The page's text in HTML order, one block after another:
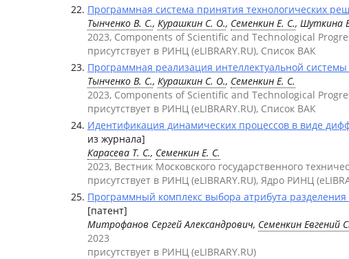
Программная система принятия технологических
Тынченко В. С., Курашкин С. О., Семенкин Е. С., Шуткина
2023, Components of Scientific and Technological
присутствует в РИНЦ (eLIBRARY.RU), Список ВАК
Программная реализация интеллектуальной
Тынченко В. С., Курашкин С. О., Семенкин Е. С.
2023, Components of Scientific and Technological
присутствует в РИНЦ (eLIBRARY.RU), Список ВАК
Идентификация динамических процессов в виде
из журнала]
Карасева Т. С., Семенкин Е. С.
2023, Вестник Московского государственного
присутствует в РИНЦ (eLIBRARY.RU), Ядро РИНЦ
Программный комплекс выбора атрибута
[патент]
Митрофанов Сергей Александрович, Семенкин Евгений
2023
присутствует в РИНЦ (eLIBRARY.RU)